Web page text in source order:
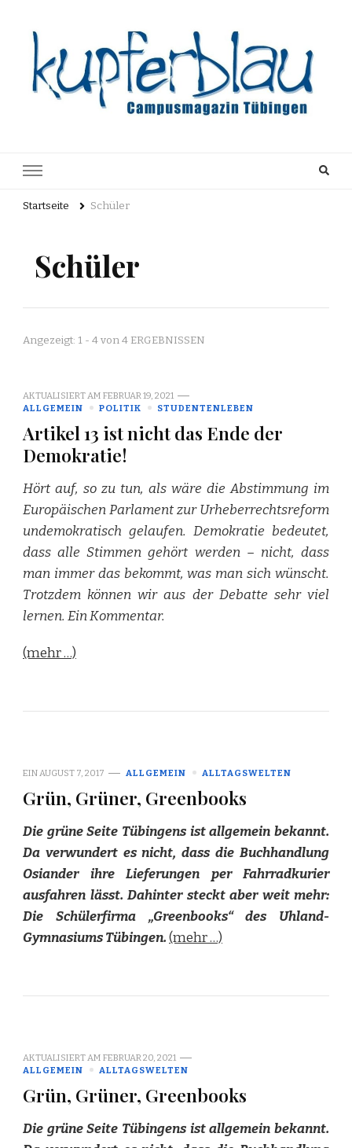
Archiv
Startseite Schüler
Schüler
Angezeigt: 1 - 4 von 4 ERGEBNISSEN
AKTUALISIERT AM FEBRUAR 19, 2021
ALLGEMEIN
POLITIK STUDENTENLEBEN
Artikel 13 ist nicht das Ende der
Demokratie!
Hört auf, so zu tun, als wäre die Abstimmung im
Europäischen Parlament zur Urheberrechtsreform
undemokratisch gelaufen. Demokratie bedeutet,
dass alle Stimmen gehört werden – nicht, dass
man immer das bekommt, was man sich wünscht.
Trotzdem können wir aus der Debatte sehr viel
lernen. Ein Kommentar.
(mehr …)
EIN AUGUST 7, 2017 ALLGEMEIN ALLTAGSWELTEN
Grün, Grüner, Greenbooks
Die grüne Seite Tübingens ist allgemein bekannt.
Da verwundert es nicht, dass die Buchhandlung
Osiander ihre Lieferungen per Fahrradkurier
ausfahren lässt. Dahinter steckt aber weit mehr:
Die Schülerfirma „Greenbooks“ des Uhland-
Gymnasiums Tübingen.(mehr …)
AKTUALISIERT AM FEBRUAR 20, 2021
ALLGEMEIN
ALLTAGSWELTEN
Grün, Grüner, Greenbooks
Die grüne Seite Tübingens ist allgemein bekannt.